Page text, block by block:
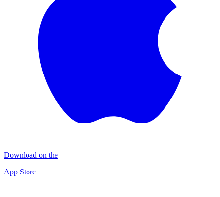
Download on the
App Store